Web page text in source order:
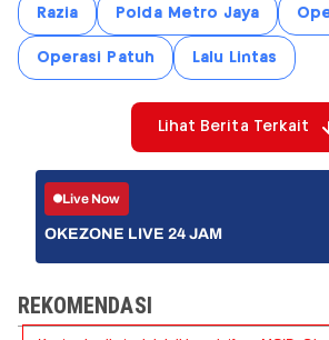
Razia Polda Metro Jaya
Operasi Patuh Lalu Lintas
Lihat Berita Terkait
Live Now
OKEZONE LIVE 24 JAM